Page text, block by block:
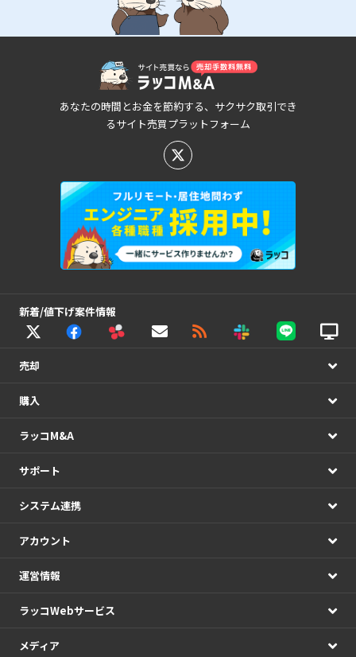
あなたの時間とお金を節約する、サクサク取引でき
るサイト売買プラットフォーム
新着/値下げ案件情報
売却
購入
ラッコM&A
サポート
システム連携
アカウント
運営情報
ラッコWebサービス
メディア